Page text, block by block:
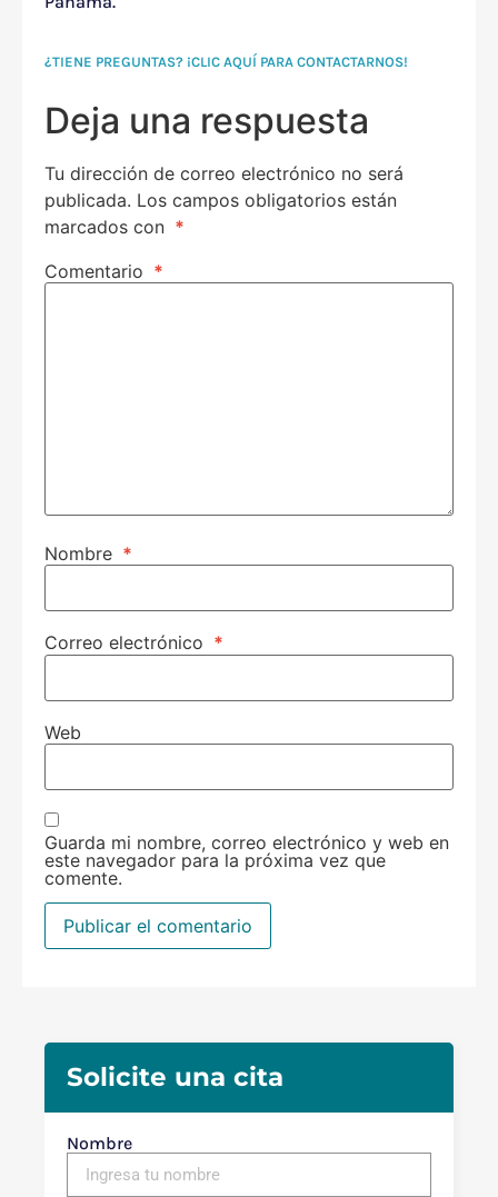
¿TIENE PREGUNTAS? ¡CLIC AQUÍ PARA CONTACTARNOS!
Deja una respuesta
Tu dirección de correo electrónico no será
publicada. Los campos obligatorios están
marcados con *
Comentario *
Nombre *
Correo electrónico *
Web
Guarda mi nombre, correo electrónico y web en
este navegador para la próxima vez que
comente.
Solicite una cita
Nombre